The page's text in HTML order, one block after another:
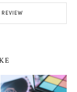
REVIEW